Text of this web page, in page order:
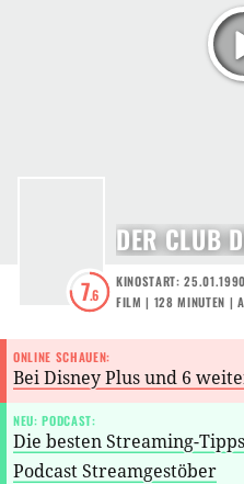
7.6
DER CLUB
KINOSTART: 25.01.1990
FILM | 128 MINUTEN |
ONLINE SCHAUEN:
Bei Disney Plus und 6
NEU: PODCAST:
Die besten Streaming-
Podcast Streamgestöber